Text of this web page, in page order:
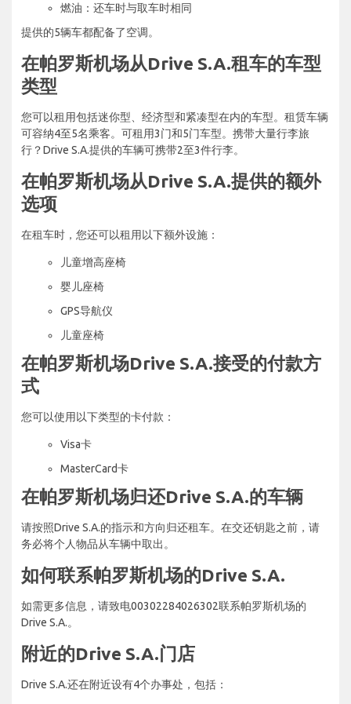
燃油：还车时与取车时相同
提供的5辆车都配备了空调。
在帕罗斯机场从Drive S.A.租车的车型
类型
您可以租用包括迷你型、经济型和紧凑型在内的车型。租赁车辆
可容纳4至5名乘客。可租用3门和5门车型。携带大量行李旅
行？Drive S.A.提供的车辆可携带2至3件行李。
在帕罗斯机场从Drive S.A.提供的额外
选项
在租车时，您还可以租用以下额外设施：
儿童增高座椅
婴儿座椅
GPS导航仪
儿童座椅
在帕罗斯机场Drive S.A.接受的付款方
式
您可以使用以下类型的卡付款：
Visa卡
MasterCard卡
在帕罗斯机场归还Drive S.A.的车辆
请按照Drive S.A.的指示和方向归还租车。在交还钥匙之前，请
务必将个人物品从车辆中取出。
如何联系帕罗斯机场的Drive S.A.
如需更多信息，请致电00302284026302联系帕罗斯机场的
Drive S.A.。
附近的Drive S.A.门店
Drive S.A.还在附近设有4个办事处，包括：